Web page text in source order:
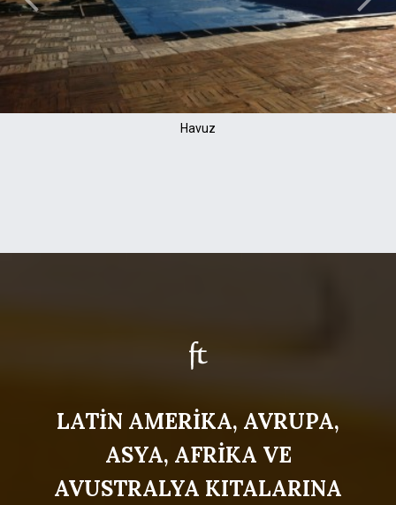
Havuz
LATİN AMERİKA, AVRUPA,
ASYA, AFRİKA VE
AVUSTRALYA KITALARINA